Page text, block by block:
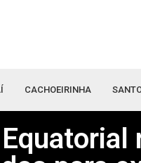
CACHOEIRINHA